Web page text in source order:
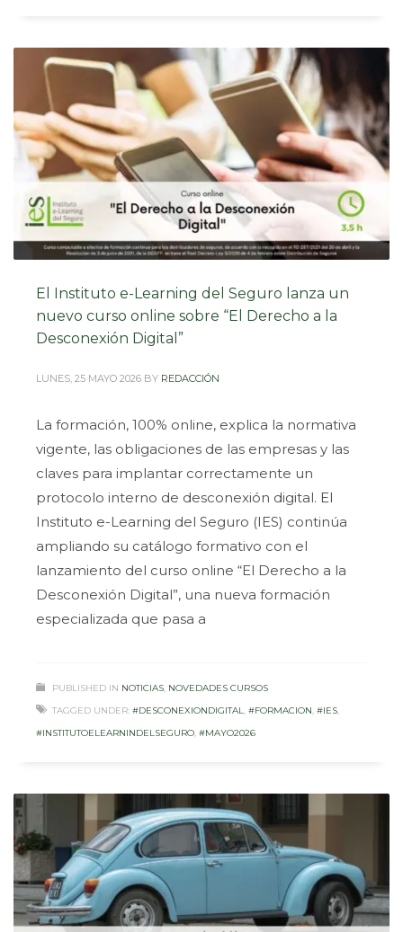
El Instituto e-Learning del Seguro lanza un
nuevo curso online sobre “El Derecho a la
Desconexión Digital”
LUNES, 25 MAYO 2026 BY REDACCIÓN
La formación, 100% online, explica la normativa
vigente, las obligaciones de las empresas y las
claves para implantar correctamente un
protocolo interno de desconexión digital. El
Instituto e-Learning del Seguro (IES) continúa
ampliando su catálogo formativo con el
lanzamiento del curso online “El Derecho a la
Desconexión Digital”, una nueva formación
especializada que pasa a
PUBLISHED IN NOTICIAS, NOVEDADES CURSOS
TAGGED UNDER: #DESCONEXIONDIGITAL, #FORMACION, #IES,
#INSTITUTOELEARNINDELSEGURO, #MAYO2026